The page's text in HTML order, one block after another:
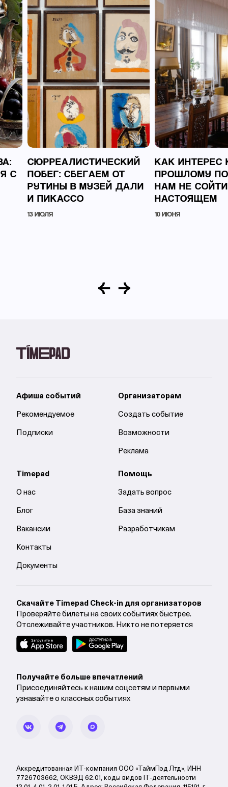
С
СЮРРЕАЛИСТИЧЕСКИЙ
ПОБЕГ: СБЕГАЕМ ОТ
РУТИНЫ В МУЗЕЙ ДАЛИ
И ПИКАССО
13 ИЮЛЯ
КАК ИНТЕРЕС
ПРОШЛОМУ
НАМ НЕ
НАСТОЯЩЕМ
10 ИЮНЯ
Афиша событий
Рекомендуемое
Подписки
Организаторам
Создать событие
Возможности
Реклама
Timepad
О нас
Блог
Вакансии
Контакты
Документы
Помощь
Задать вопрос
База знаний
Разработчикам
Cкачайте Timepad Check-in для организаторов
Проверяйте билеты на своих событиях быстрее.
Отслеживайте участников. Никто не потеряется
Получайте больше впечатлений
Присоединяйтесь к нашим соцсетям и первыми
узнавайте о классных событиях
Аккредитованная ИТ-компания ООО «ТаймПэд Лтд», ИНН
7726703662, ОКВЭД 62.01, коды видов IT-деятельности